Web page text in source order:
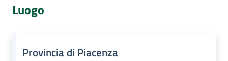
Argomenti
Luogo
Provincia di Piacenza